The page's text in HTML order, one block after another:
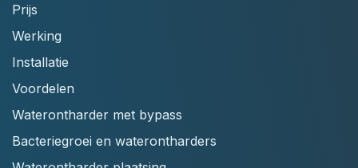
Prijs
Werking
Installatie
Voordelen
Waterontharder met bypass
Bacteriegroei en waterontharders